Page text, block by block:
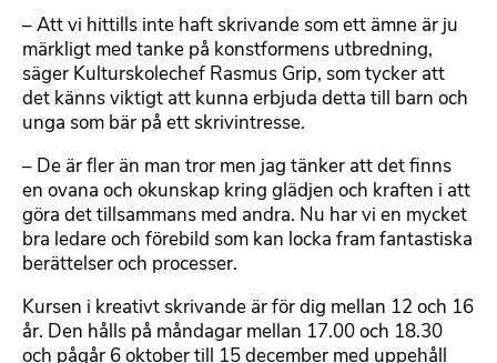
– Att vi hittills inte haft skrivande som ett ämne är ju
märkligt med tanke på konstformens utbredning,
säger Kulturskolechef Rasmus Grip, som tycker att
det känns viktigt att kunna erbjuda detta till barn och
unga som bär på ett skrivintresse.
– De är fler än man tror men jag tänker att det finns
en ovana och okunskap kring glädjen och kraften i att
göra det tillsammans med andra. Nu har vi en mycket
bra ledare och förebild som kan locka fram fantastiska
berättelser och processer.
Kursen i kreativt skrivande är för dig mellan 12 och 16
år. Den hålls på måndagar mellan 17.00 och 18.30
och pågår 6 oktober till 15 december med uppehåll